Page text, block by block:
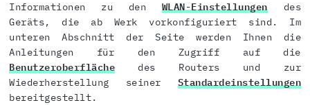
Informationen zu den WLAN-Einstellungendes
Geräts, die ab Werk vorkonfiguriert sind. Im
unteren Abschnitt der Seite werden Ihnen die
Anleitungen für den Zugriff auf die
Benutzeroberfläche des Routers und zur
Wiederherstellung seiner Standardeinstellungen
bereitgestellt.